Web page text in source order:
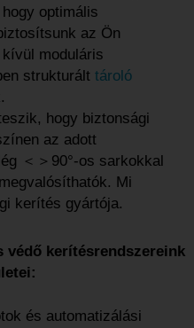
optimális
az Ön
moduláris
strukturált tároló
hogy biztonsági
az adott
＜＞90°-os sarkokkal
Mi
kerítés gyártója.
védő kerítésrendszereink
és automatizálási